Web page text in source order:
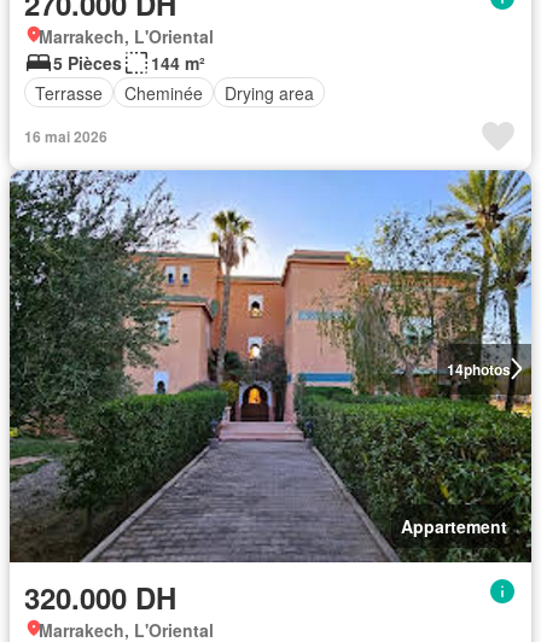
Marrakech, L'Oriental
5 Pièces
144 m²
Terrasse
Cheminée Drying area
16 mai 2026
14photos
Appartement
320.000 DH
Marrakech, L'Oriental